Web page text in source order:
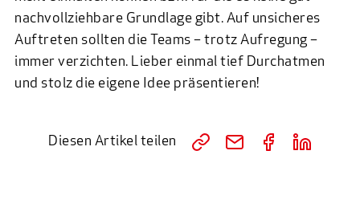
nachvollziehbare Grundlage gibt. Auf unsicheres
Auftreten sollten die Teams – trotz Aufregung –
immer verzichten. Lieber einmal tief Durchatmen
und stolz die eigene Idee präsentieren!
Diesen Artikel teilen